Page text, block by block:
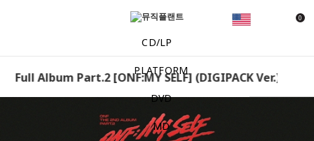
0
CD/LP
PLATFORM
DVD
MD
Full Album Part.2 [ONF:MY SELF] (DIGIPACK Ver.) [Set]